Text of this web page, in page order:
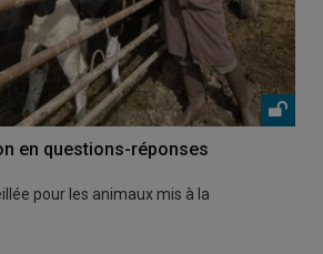
en questions-réponses
pour les animaux mis à la